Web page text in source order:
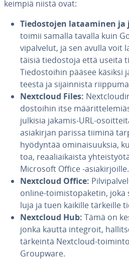
keim­piä niistä ovat:
Tie­dos­to­jen la­taa­mi­nen ja
toimii samalla tavalla kuin
vi­pal­ve­lut, ja sen avulla voit
täi­siä tie­dos­to­ja että useita
Tie­dos­toi­hin pääsee
tees­ta ja si­jain­nis­ta
Nextcloud Files:
dos­toi­hin itse
julkisia jakamis-URL-
asia­kir­jan parissa tiiminä
hyödyntää omi­nai­suuk­sia,
toa, re­aa­liai­kais­ta
Microsoft Office -asia­kir­joil­le.
Nextcloud Office:
online-toi­mis­to­pa­ke­tin,
lu­ja ja tuen kaikille tärkeille
Nextcloud Hub: Tämä on
jonka kautta integroit,
tärkeintä Nextcloud-
Groupware.